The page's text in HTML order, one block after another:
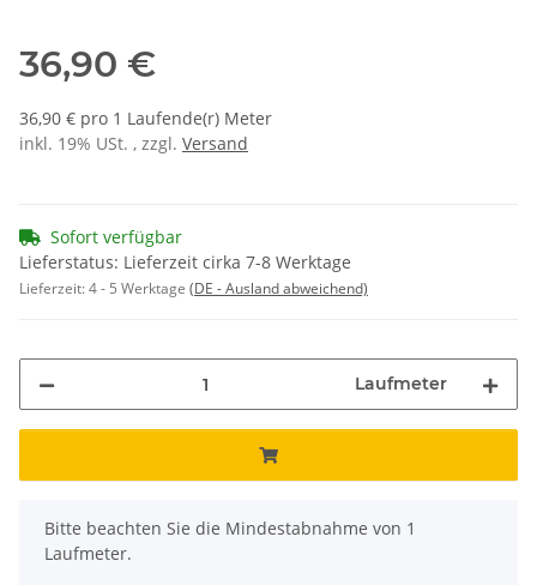
36,90 €
36,90 € pro 1 Laufende(r) Meter
inkl. 19% USt. , zzgl. Versand
Sofort verfügbar
Lieferstatus: Lieferzeit cirka 7-8 Werktage
Lieferzeit:4 - 5 Werktage (DE - Ausland abweichend)
Laufmeter
x
Bitte beachten Sie die Mindestabnahme von 1
Laufmeter.